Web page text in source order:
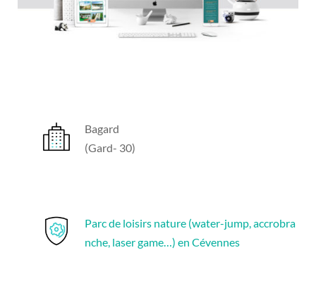
Bagard
(Gard- 30)
Parc de loisirs nature (water-jump, accrobra
nche, laser game…) en Cévennes